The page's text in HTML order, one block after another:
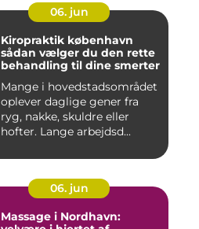
06. jun
Kiropraktik københavn
sådan vælger du den rette
behandling til dine smerter
Mange i hovedstadsområdet
oplever daglige gener fra
ryg, nakke, skuldre eller
hofter. Lange arbejdsd...
06. jun
Massage i Nordhavn: